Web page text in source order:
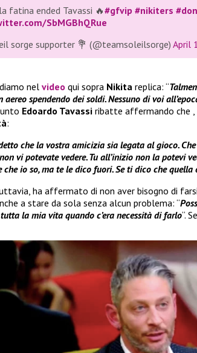
fatina ended Tavassi 🔥#gfvip #nikiters
SbMGBhQRue
sorge supporter 💐 (@teamsoleilsorge) April
nel video qui sopra Nikita replica: “
aereo spendendo dei soldi. Nessuno di voi
Edoardo Tavassi ribatte affermando che ,
:
che la vostra amicizia sia legata al gioco.
vi potevate vedere. Tu all’inizio non la potevi
che io so, ma te le dico fuori. Se ti dico che quella
ha affermato di non aver bisogno di
a stare da sola senza alcun problema: “
la mia vita quando c’era necessità di farlo“.